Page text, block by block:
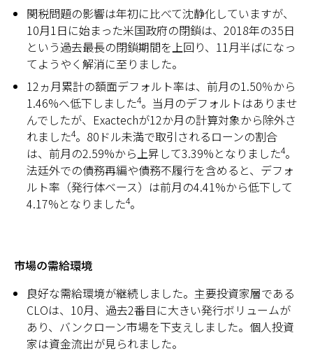
関税問題の影響は年初に比べて沈静化していますが、
10月1日に始まった米国政府の閉鎖は、2018年の35日
という過去最長の閉鎖期間を上回り、11月半ばになっ
てようやく解消に至りました。
12ヵ月累計の額面デフォルト率は、前月の1.50％から
1.46%へ低下しました4。当月のデフォルトはありませ
んでしたが、Exactechが12か月の計算対象から除外さ
れました4。80ドル未満で取引されるローンの割合
は、前月の2.59%から上昇して3.39%となりました4。
法廷外での債務再編や債務不履行を含めると、デフォ
ルト率（発行体ベース）は前月の4.41%から低下して
4.17%となりました4。
市場の需給環境
良好な需給環境が継続しました。主要投資家層である
CLOは、10月、過去2番目に大きい発行ボリュームが
あり、バンクローン市場を下支えしました。個人投資
家は資金流出が見られました。